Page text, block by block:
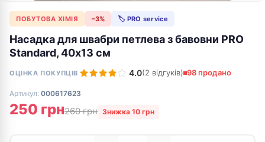
ПОБУТОВА ХІМІЯ −3% 🏷 PRO service
Насадка для швабри петлева з бавовни PRO
Standard, 40х13 см
ОЦІНКА ПОКУПЦІВ 4.0(2 відгуків) 98 продано
Артикул: 000617623
250 грн260 грн Знижка 10 грн